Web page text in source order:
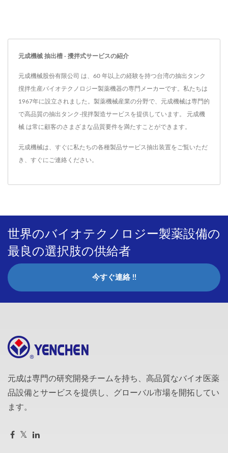
元成機械 抽出槽 - 攪拌式サービスの紹介
元成機械股份有限公司 は、60 年以上の経験を持つ台湾の抽出タンク
撹拌生産バイオテクノロジー製薬機器の専門メーカーです。私たちは
1967年に設立されました。製薬機械産業の分野で、元成機械は専門的
で高品質の抽出タンク-撹拌製造サービスを提供しています。 元成機
械 は常に顧客のさまざまな品質要件を満たすことができます。
元成機械は、すぐに私たちの各種製品サービス抽出装置をご覧いただ
き、 すぐにご連絡ください。
世界のバイオテクノロジー製薬設備の
最良の選択肢の供給者
今すぐ連絡 !!
元成は専門の研究開発チームを持ち、高品質なバイオ医薬
品設備とサービスを提供し、グローバル市場を開拓してい
ます。